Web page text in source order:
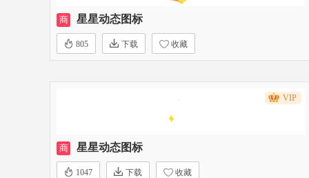
商 星星动态图标
805 下载 收藏
VIP
商 星星动态图标
1047 下载 收藏